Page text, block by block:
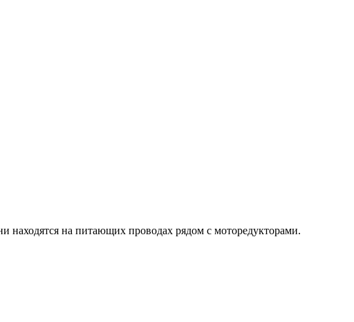
на питающих проводах рядом с моторедукторами.